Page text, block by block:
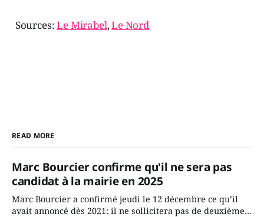
Sources:Le Mirabel,Le Nord
READ MORE
Marc Bourcier confirme qu'il ne sera pas
candidat à la mairie en 2025
Marc Bourcier a confirmé jeudi le 12 décembre ce qu’il
avait annoncé dès 2021: il ne sollicitera pas de deuxième